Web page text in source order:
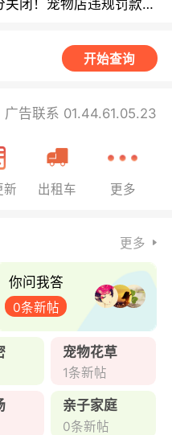
开始查询
广告联系 01.44.61.05.23
新 出租车 更多
更多
你问我答
0条新帖
宠物花草
1条新帖
亲子家庭
0条新帖